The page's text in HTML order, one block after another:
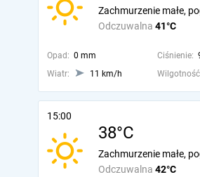
Odczuwalna 41°C
Zachmurzenie małe,
Opad: 0 mm Ciśnienie:
Wiatr:
11 km/h
15:00
38°C
Odczuwalna 42°C
Zachmurzenie małe,